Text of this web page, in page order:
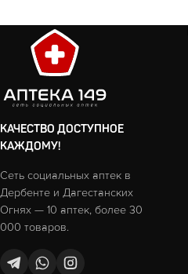
КАЧЕСТВО ДОСТУПНОЕ
КАЖДОМУ!
Сеть социальных аптек в
Дербенте и Дагестанских
Огнях — 10 аптек, более 30
000 товаров.